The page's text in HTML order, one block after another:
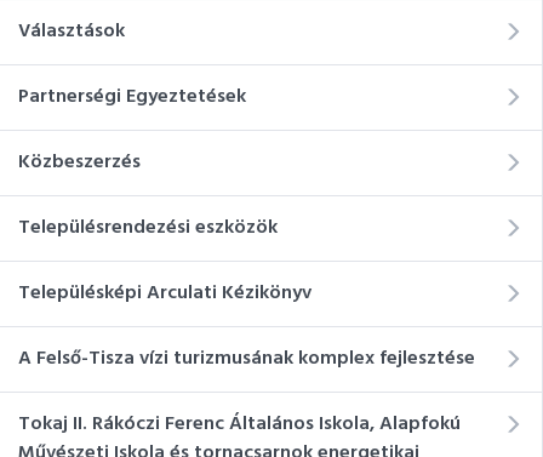
Választások
Partnerségi Egyeztetések
Közbeszerzés
Településrendezési eszközök
Településképi Arculati Kézikönyv
A Felső-Tisza vízi turizmusának komplex fejlesztése
Tokaj II. Rákóczi Ferenc Általános Iskola, Alapfokú